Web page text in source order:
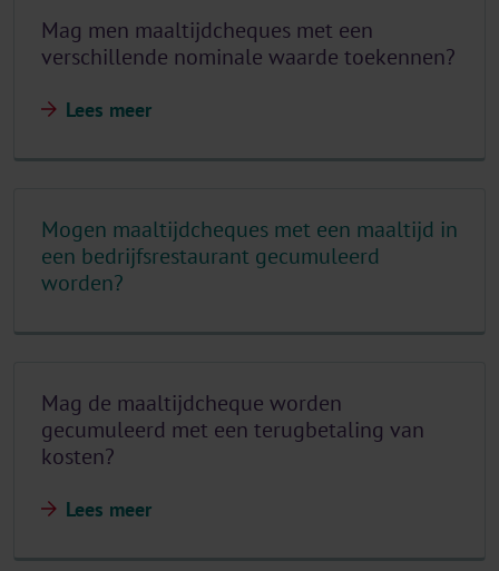
Mag men maaltijdcheques met een
verschillende nominale waarde toekennen?
Lees meer
Mogen maaltijdcheques met een maaltijd in
een bedrijfsrestaurant gecumuleerd
worden?
Mag de maaltijdcheque worden
gecumuleerd met een terugbetaling van
kosten?
Lees meer